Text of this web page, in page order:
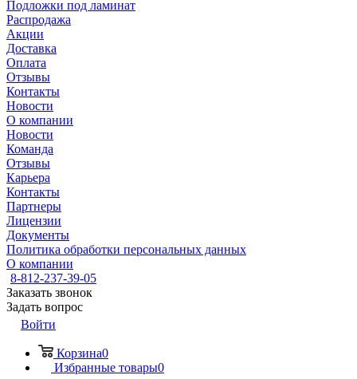
Подложки под ламинат
Распродажа
Акции
Доставка
Оплата
Отзывы
Контакты
Новости
О компании
Новости
Команда
Отзывы
Карьера
Контакты
Партнеры
Лицензии
Документы
Политика обработки персональных данных
О компании
8-812-237-39-05
Заказать звонок
Задать вопрос
Войти
Корзина0
Избранные товары0